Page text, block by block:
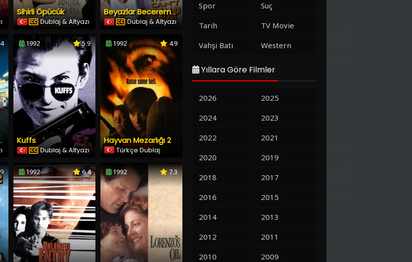
Sihirli Öpücük
Dublaj & Altyazı
Beyazlar Beceremez
Dublaj & Altyazı
Edecek
1992 5.9
Kuffs
Dublaj & Altyazı
1992 4.9
Hayvan Mezarlığı 2
Türkçe Dublaj
1992 6.4 1992 7.3
Spor
Suç
Tarih
TV Movie
Vahşi Batı
Western
Yıllara Göre Filmler
2026
2025
2024
2023
2022
2021
2020
2019
2018
2017
2016
2015
2014
2013
2012
2011
2010
2009